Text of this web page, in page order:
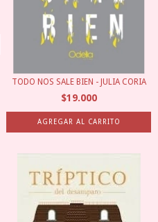
TODO NOS SALE BIEN - JULIA CORIA
$19.000